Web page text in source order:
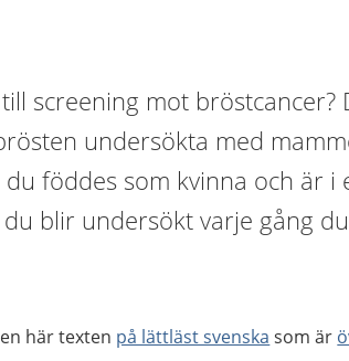
screening mot bröstcancer?
undersökta med
föddes som kvinna och är i
blir undersökt varje gång
här texten på lättläst svenska som är